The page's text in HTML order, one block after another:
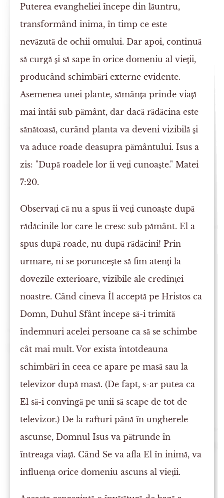
Puterea evangheliei începe din lăuntru,
transformând inima, în timp ce este
nevăzută de ochii omului. Dar apoi, continuă
să curgă şi să sape în orice domeniu al vieţii,
producând schimbări externe evidente.
Asemenea unei plante, sămânţa prinde viaţă
mai întâi sub pământ, dar dacă rădăcina este
sănătoasă, curând planta va deveni vizibilă şi
va aduce roade deasupra pământului. Isus a
zis: "După roadele lor îi veţi cunoaşte." Matei
7:20.
Observaţi că nu a spus îi veţi cunoaşte după
rădăcinile lor care le cresc sub pământ. El a
spus după roade, nu după rădăcini! Prin
urmare, ni se porunceşte să fim atenţi la
dovezile exterioare, vizibile ale credinţei
noastre. Când cineva Îl acceptă pe Hristos ca
Domn, Duhul Sfânt începe să-i trimită
îndemnuri acelei persoane ca să se schimbe
cât mai mult. Vor exista întotdeauna
schimbări în ceea ce apare pe masă sau la
televizor după masă. (De fapt, s-ar putea ca
El să-i convingă pe unii să scape de tot de
televizor.) De la rafturi până în ungherele
ascunse, Domnul Isus va pătrunde în
întreaga viaţă. Când Se va afla El în inimă, va
influenţa orice domeniu ascuns al vieţii.